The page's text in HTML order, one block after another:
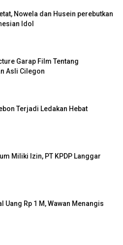
Nowela dan Husein perebutkan
Idol
Garap Film Tentang
Asli Cilegon
Terjadi Ledakan Hebat
Miliki Izin, PT KPDP Langgar
Uang Rp 1 M, Wawan Menangis